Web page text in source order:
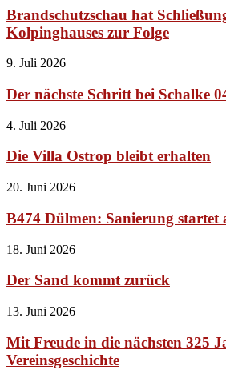
Brandschutzschau hat
Kolpinghauses zur Folge
9. Juli 2026
Der nächste Schritt bei Schalke
4. Juli 2026
Die Villa Ostrop bleibt erhalten
20. Juni 2026
B474 Dülmen: Sanierung startet
18. Juni 2026
Der Sand kommt zurück
13. Juni 2026
Mit Freude in die nächsten 325
Vereinsgeschichte